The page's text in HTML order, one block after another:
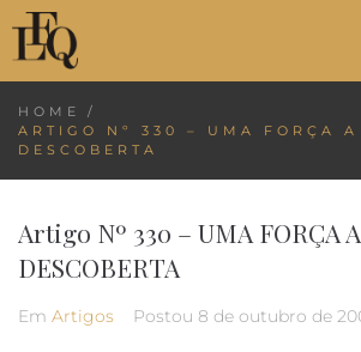
HOME
/
ARTIGO Nº 330 – UMA FORÇA A
DESCOBERTA
Artigo Nº 330 – UMA FORÇA
DESCOBERTA
Em Artigos Postou 8 de outubro de